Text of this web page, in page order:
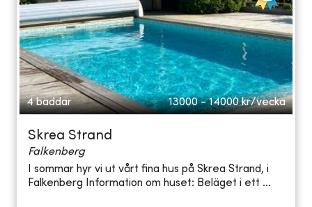
4 bäddar 13000 - 14000 kr/vecka
Skrea Strand
Falkenberg
I sommar hyr vi ut vårt fina hus på Skrea Strand, i
Falkenberg Information om huset: Beläget i ett ...